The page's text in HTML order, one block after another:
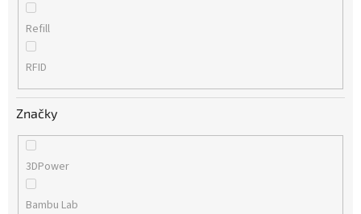
Refill
RFID
Značky
3DPower
Bambu Lab